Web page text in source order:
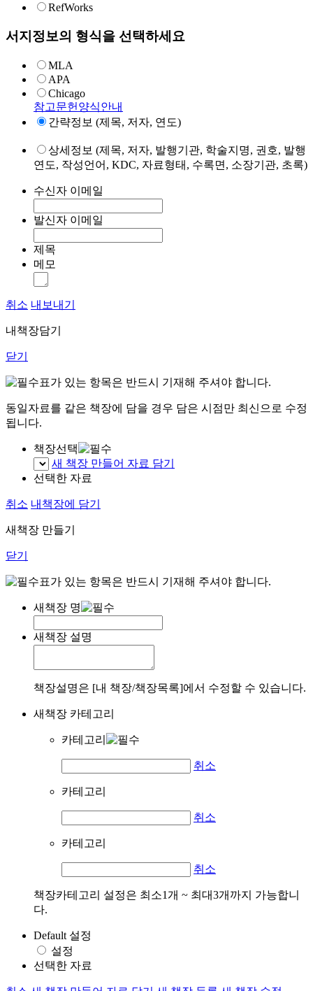
RefWorks
서지정보의 형식을 선택하세요
MLA
APA
Chicago
참고문헌양식안내
간략정보 (제목, 저자, 연도)
상세정보 (제목, 저자, 발행기관, 학술지명, 권호, 발행
연도, 작성언어, KDC, 자료형태, 수록면, 소장기관, 초록)
수신자 이메일
발신자 이메일
제목
메모
취소 내보내기
내책장담기
닫기
표가 있는 항목은 반드시 기재해 주셔야 합니다.
동일자료를 같은 책장에 담을 경우 담은 시점만 최신으로 수정
됩니다.
책장선택
새 책장 만들어 자료 담기
선택한 자료
취소 내책장에 담기
새책장 만들기
닫기
표가 있는 항목은 반드시 기재해 주셔야 합니다.
새책장 명
새책장 설명
책장설명은 [내 책장/책장목록]에서 수정할 수 있습니다.
새책장 카테고리
카테고리
취소
카테고리
취소
카테고리
취소
책장카테고리 설정은 최소1개 ~ 최대3개까지 가능합니
다.
Default 설정
설정
선택한 자료